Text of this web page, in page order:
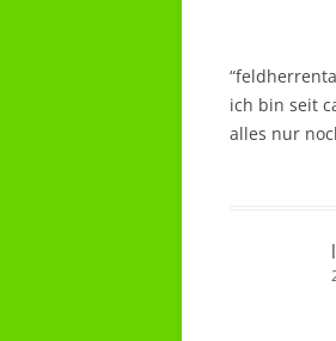
ich bin seit
alles nur